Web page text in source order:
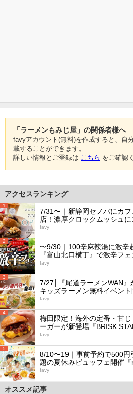
「ラーメンもみじ屋」の関係者様へ
favyアカウント(無料)を作成すると、自
載することができます。
詳しい情報とご登録は こちら をご確認
アクセスランキング
1
7/31〜｜新静岡セノバにカ
店！濃厚クロックムッシュ
favy
2
〜9/30｜100辛麻辣湯に激辛
『富山北口横丁』で激辛フ
favy
3
7/27│『尾道ラーメンWAN』
キッズラーメン無料イベン
favy
4
梅田限定！海外の定番・甘
ーガーが新登場『BRISK
favy
5
8/10〜19｜事前予約で500
題の夏休みビュッフェ開催『
favy
オススメ記事